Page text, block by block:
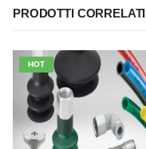
PRODOTTI CORRELATI
HOT